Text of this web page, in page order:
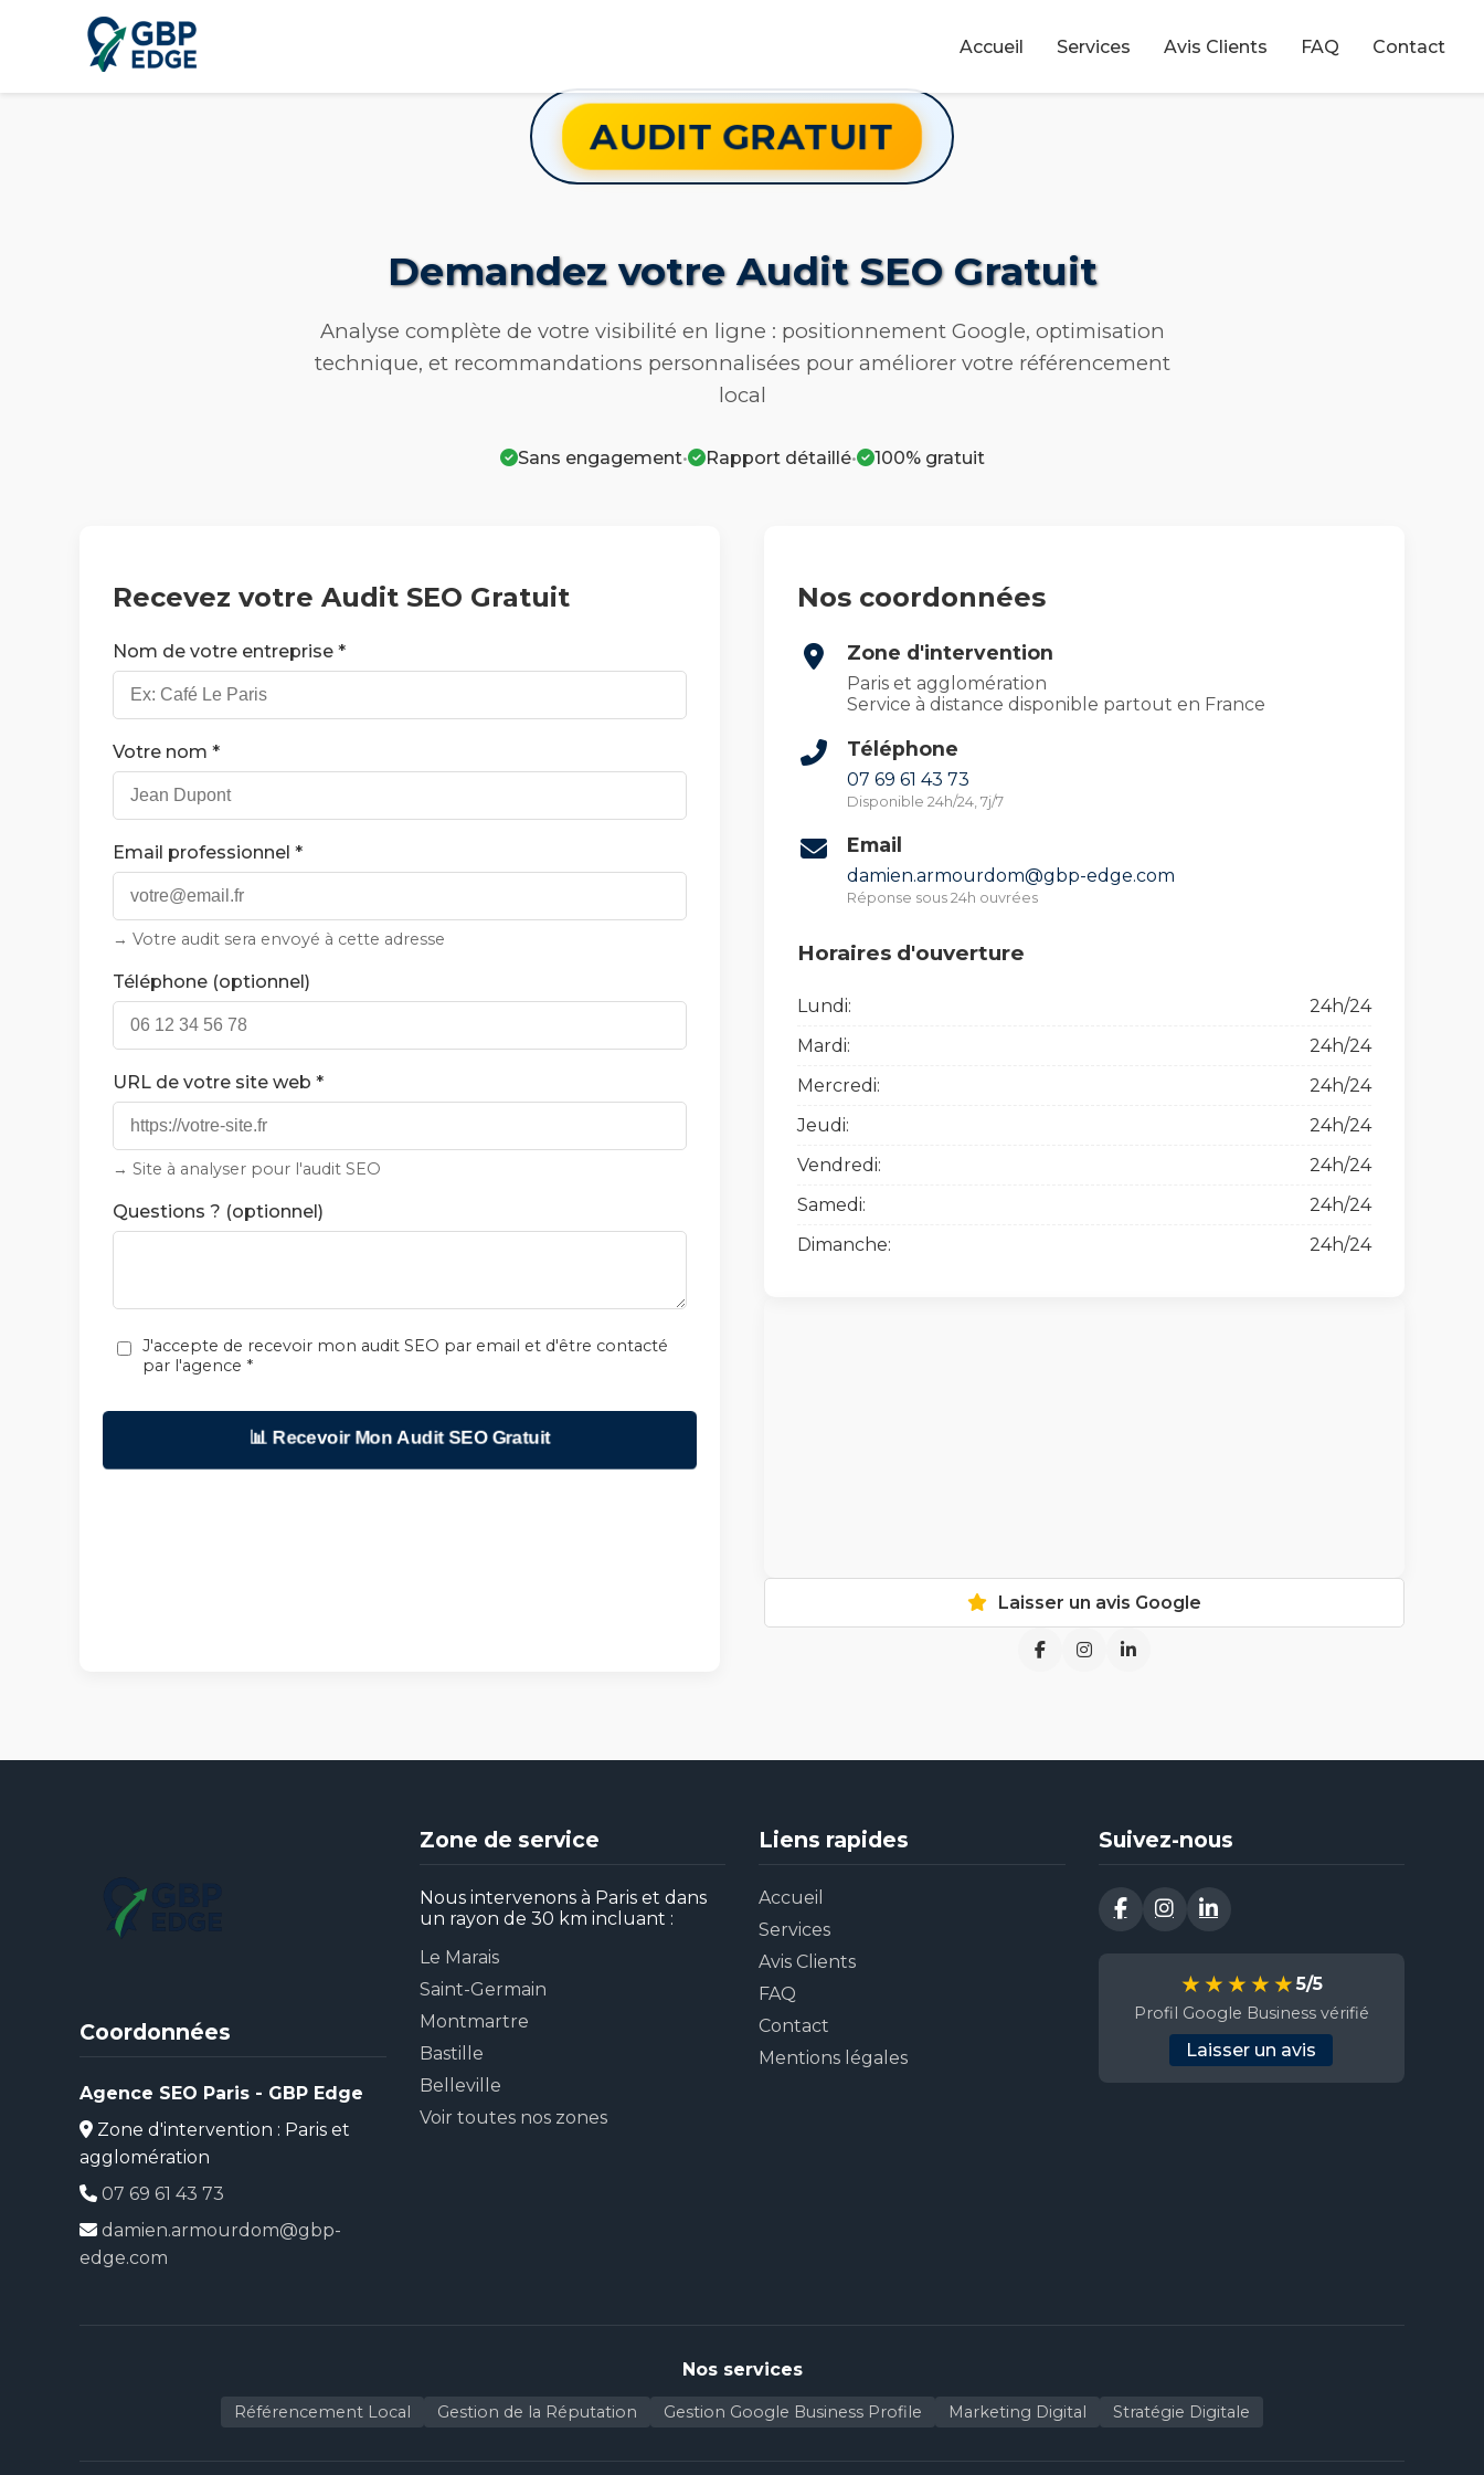
Accueil Services Avis Clients FAQ Contact
AUDIT GRATUIT
Demandez votre Audit SEO Gratuit
Analyse complète de votre visibilité en ligne : positionnement Google, optimisation
technique, et recommandations personnalisées pour améliorer votre référencement
local
Sans engagement• Rapport détaillé• 100% gratuit
Recevez votre Audit SEO Gratuit
Nom de votre entreprise *
Votre nom *
Email professionnel *
→ Votre audit sera envoyé à cette adresse
Téléphone (optionnel)
URL de votre site web *
→ Site à analyser pour l'audit SEO
Questions ? (optionnel)
J'accepte de recevoir mon audit SEO par email et d'être contacté
par l'agence *
📊 Recevoir Mon Audit SEO Gratuit
Nos coordonnées
Zone d'intervention
Paris et agglomération
Service à distance disponible partout en France
Téléphone
07 69 61 43 73
Disponible 24h/24, 7j/7
Email
damien.armourdom@gbp-edge.com
Réponse sous 24h ouvrées
Horaires d'ouverture
Lundi:
24h/24
Mardi:
24h/24
Mercredi:
24h/24
Jeudi:
24h/24
Vendredi:
24h/24
Samedi:
24h/24
Dimanche:
24h/24
Laisser un avis Google
Coordonnées
Agence SEO Paris - GBP Edge
Zone d'intervention : Paris et
agglomération
07 69 61 43 73
damien.armourdom@gbp-
edge.com
Zone de service
Nous intervenons à Paris et dans
un rayon de 30 km incluant :
Le Marais
Saint-Germain
Montmartre
Bastille
Belleville
Voir toutes nos zones
Liens rapides
Accueil
Services
Avis Clients
FAQ
Contact
Mentions légales
Suivez-nous
★★★★★ 5/5
Profil Google Business vérifié
Laisser un avis
Nos services
Référencement Local Gestion de la Réputation Gestion Google Business Profile Marketing Digital Stratégie Digitale